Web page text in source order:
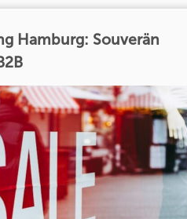
Hamburg: Souverän